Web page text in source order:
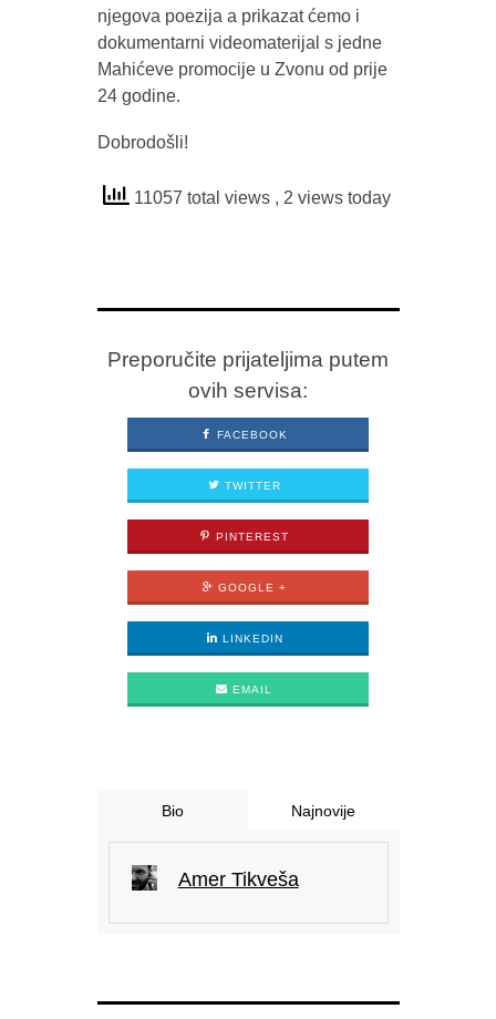
njegova poezija a prikazat ćemo i
dokumentarni videomaterijal s jedne
Mahićeve promocije u Zvonu od prije
24 godine.
Dobrodošli!
11057 total views , 2 views today
Preporučite prijateljima putem
ovih servisa:
FACEBOOK
TWITTER
PINTEREST
GOOGLE +
LINKEDIN
EMAIL
Bio Najnovije
Amer Tikveša